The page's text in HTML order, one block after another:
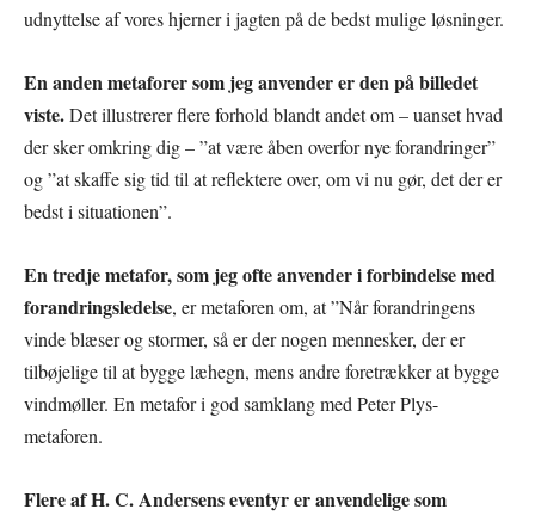
udnyttelse af vores hjerner i jagten på de bedst mulige løsninger.
En anden metaforer som jeg anvender er den på billedet
viste.Det illustrerer flere forhold blandt andet om – uanset hvad
der sker omkring dig – ”at være åben overfor nye forandringer”
og ”at skaffe sig tid til at reflektere over, om vi nu gør, det der er
bedst i situationen”.
En tredje metafor, som jeg ofte anvender i forbindelse med
forandringsledelse, er metaforen om, at ”Når forandringens
vinde blæser og stormer, så er der nogen mennesker, der er
tilbøjelige til at bygge læhegn, mens andre foretrækker at bygge
vindmøller. En metafor i god samklang med Peter Plys-
metaforen.
Flere af H. C. Andersens eventyr er anvendelige som